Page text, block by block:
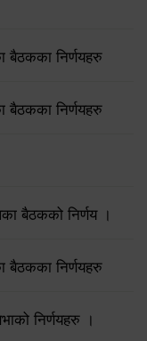
बैठकका निर्णयहरु
बैठकका निर्णयहरु
बैठकको निर्णय ।
बैठकका निर्णयहरु
निर्णयहरु ।